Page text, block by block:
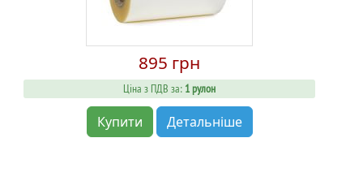
895 грн
Ціна з ПДВ за: 1 рулон
Купити Детальніше